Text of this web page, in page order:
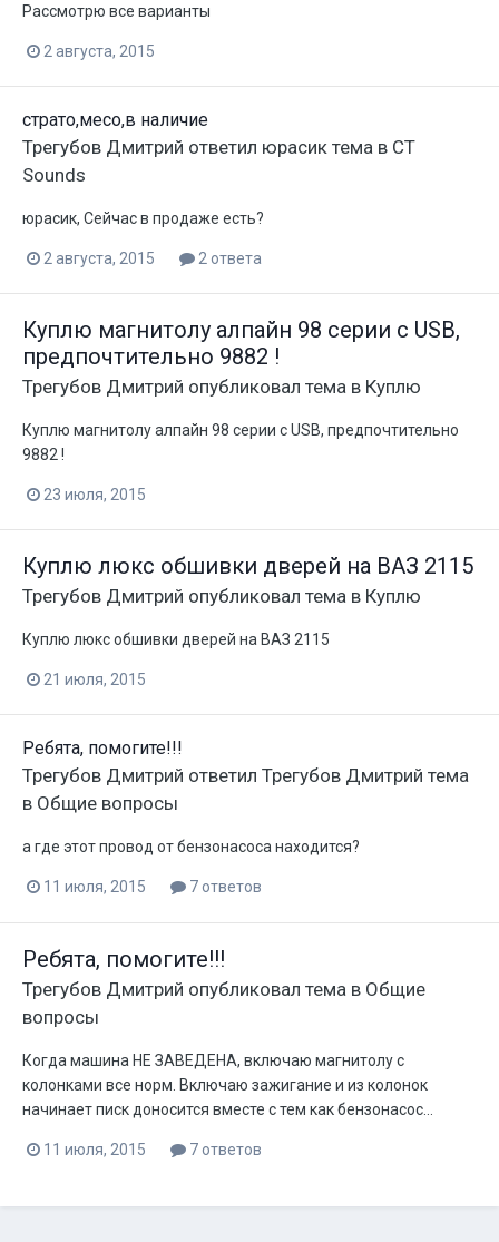
Рассмотрю все варианты
2 августа, 2015
страто,месо,в наличие
Трегубов Дмитрий ответил юрасик тема в CT
Sounds
юрасик, Сейчас в продаже есть?
2 августа, 2015 2 ответа
Куплю магнитолу алпайн 98 серии с USB,
предпочтительно 9882 !
Трегубов Дмитрий опубликовал тема в Куплю
Куплю магнитолу алпайн 98 серии с USB, предпочтительно
9882 !
23 июля, 2015
Куплю люкс обшивки дверей на ВАЗ 2115
Трегубов Дмитрий опубликовал тема в Куплю
Куплю люкс обшивки дверей на ВАЗ 2115
21 июля, 2015
Ребята, помогите!!!
Трегубов Дмитрий ответил Трегубов Дмитрий тема
в Общие вопросы
а где этот провод от бензонасоса находится?
11 июля, 2015 7 ответов
Ребята, помогите!!!
Трегубов Дмитрий опубликовал тема в Общие
вопросы
Когда машина НЕ ЗАВЕДЕНА, включаю магнитолу с
колонками все норм. Включаю зажигание и из колонок
начинает писк доносится вместе с тем как бензонасос...
11 июля, 2015 7 ответов